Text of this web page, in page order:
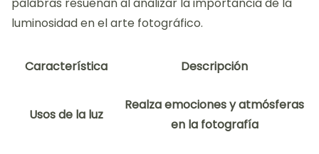
palabras resuenan al analizar la importancia de la
luminosidad en el arte fotográfico.
Característica Descripción
Usos de la luz
Realza emociones y atmósferas
en la fotografía